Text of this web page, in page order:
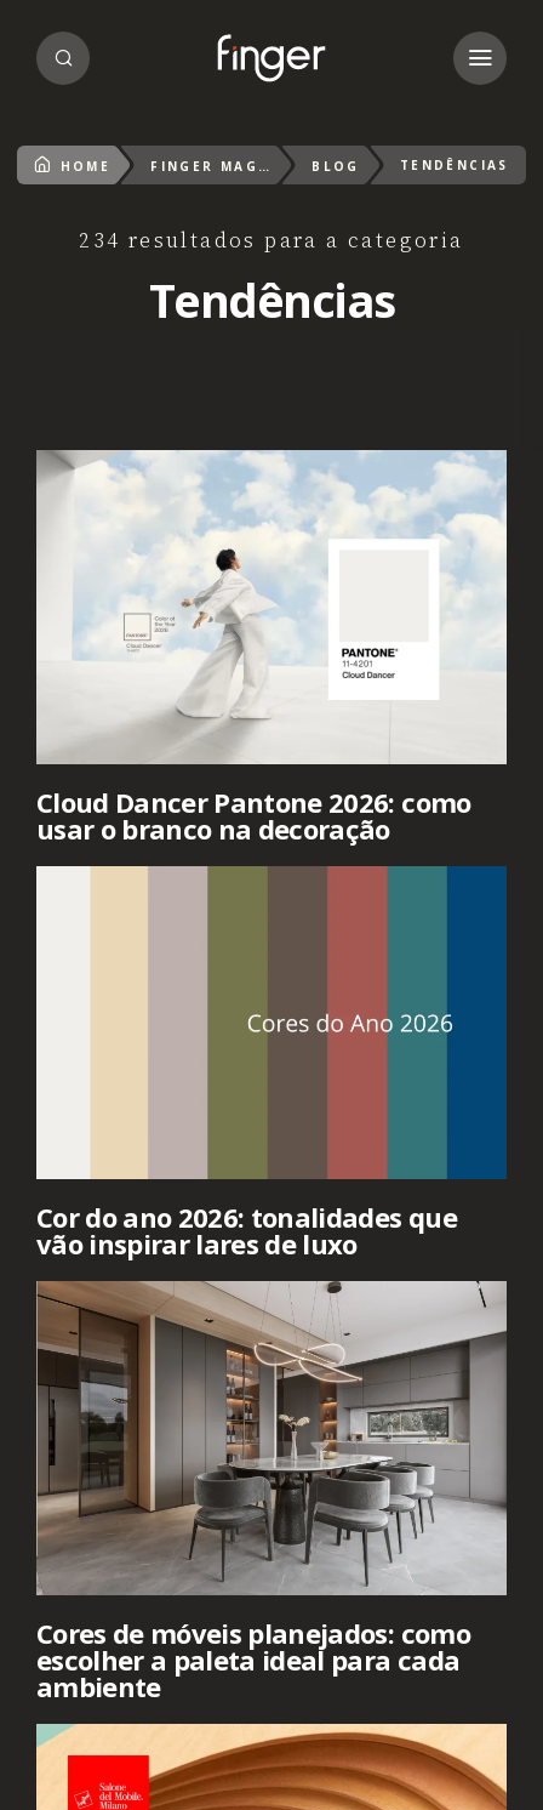
HOME FINGER MAGAZIN BLOG TENDÊNCIAS
234 resultados para a categoria
Tendências
Cloud Dancer Pantone 2026: como
usar o branco na decoração
Cor do ano 2026: tonalidades que
vão inspirar lares de luxo
Cores de móveis planejados: como
escolher a paleta ideal para cada
ambiente